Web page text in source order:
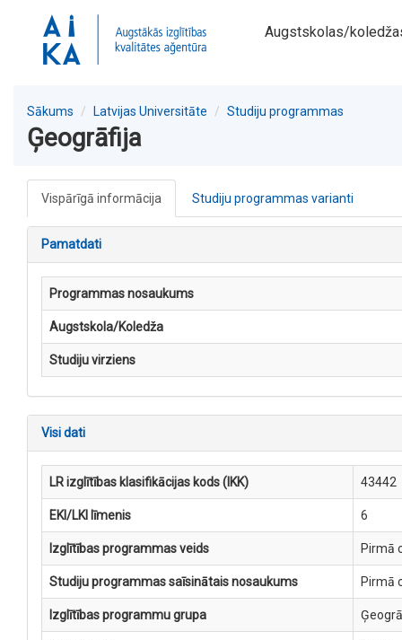
Augstskolas/
Sākums Latvijas Universitāte Studiju programmas
Ģeogrāfija
Vispārīgā informācija Studiju programmas varianti
Pamatdati
Programmas nosaukums
Augstskola/Koledža
Studiju virziens
Visi dati
LR izglītības klasifikācijas kods (IKK) 43442
EKI/LKI līmenis 6
Izglītības programmas veids Pirmā
Studiju programmas saīsinātais nosaukums Pirmā
Izglītības programmu grupa